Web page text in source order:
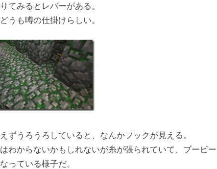
てみるとレバーがある。
うも噂の仕掛けらしい。
ずうろうろしていると、なんかフックが見える。
わからないかもしれないが糸が張られていて、ブービ
っている様子だ。